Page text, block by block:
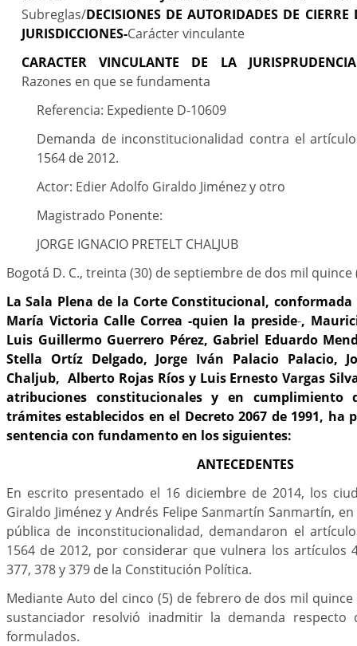
Subreglas/DECISIONES DE AUTORIDADES DE CIERRE
JURISDICCIONES-Carácter vinculante
CARACTER VINCULANTE DE LA
Razones en que se fundamenta
Referencia: Expediente D-10609
Demanda de inconstitucionalidad contra el
1564 de 2012.
Actor: Edier Adolfo Giraldo Jiménez y otro
Magistrado Ponente:
JORGE IGNACIO PRETELT CHALJUB
Bogotá D. C., treinta (30) de septiembre de dos mil quince
La Sala Plena de la Corte Constitucional,
María Victoria Calle Correa -quien la preside-,
Luis Guillermo Guerrero Pérez, Gabriel Eduardo
Stella Ortíz Delgado, Jorge Iván Palacio Palacio,
Chaljub, Alberto Rojas Ríos y Luis Ernesto Vargas
atribuciones constitucionales y en cumplimiento
trámites establecidos en el Decreto 2067 de 1991, ha
sentencia con fundamento en los siguientes:
ANTECEDENTES
En escrito presentado el 16 diciembre de 2014, los
Giraldo Jiménez y Andrés Felipe Sanmartín Sanmartín,
pública de inconstitucionalidad, demandaron el
1564 de 2012, por considerar que vulnera los artículos
377, 378 y 379 de la Constitución Política.
Mediante Auto del cinco (5) de febrero de dos mil
sustanciador resolvió inadmitir la demanda
formulados.